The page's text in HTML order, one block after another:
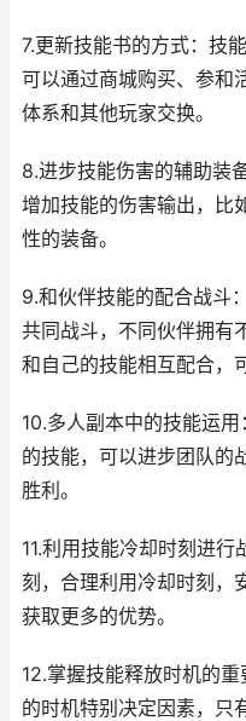
7.更新技能书的方式：技
可以通过商城购买、参和
体系和其他玩家交换。
8.进步技能伤害的辅助装
增加技能的伤害输出，比
性的装备。
9.和伙伴技能的配合战斗
共同战斗，不同伙伴拥有
和自己的技能相互配合，
10.多人副本中的技能运
的技能，可以进步团队的
胜利。
11.利用技能冷却时刻进
刻，合理利用冷却时刻，
获取更多的优势。
12.掌握技能释放时机的
的时机特别决定因素，只